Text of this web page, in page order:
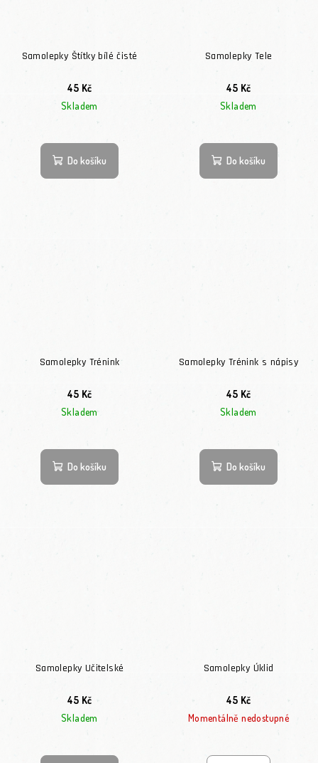
Samolepky Štítky bílé čisté
45 Kč
Skladem
Do košíku
Samolepky Tele
45 Kč
Skladem
Do košíku
Samolepky Trénink
45 Kč
Skladem
Do košíku
Samolepky Trénink s nápisy
45 Kč
Skladem
Do košíku
Samolepky Učitelské
45 Kč
Skladem
Samolepky Úklid
45 Kč
Momentálně nedostupné